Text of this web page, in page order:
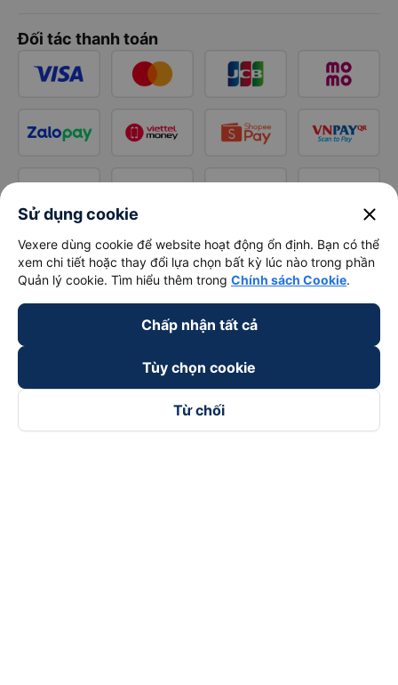
Đối tác thanh toán
Sử dụng cookie close
Vexere dùng cookie để website hoạt động ổn định. Bạn có thể
xem chi tiết hoặc thay đổi lựa chọn bất kỳ lúc nào trong phần
Quản lý cookie. Tìm hiểu thêm trong Chính sách Cookie.
Chấp nhận tất cả
Tùy chọn cookie
Từ chối